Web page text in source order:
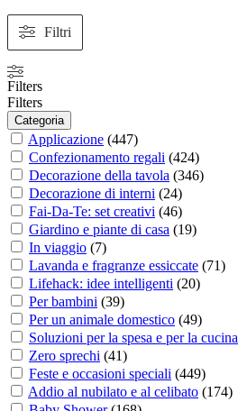
Filtri
Filters
Filters
Categoria
Applicazione (447)
Confezionamento regali (424)
Decorazione della tavola (346)
Decorazione di interni (24)
Fai-Da-Te: set creativi (46)
Giardino e piante di casa (19)
In viaggio (7)
Lavanda e fragranze essiccate (71)
Lifehack: idee intelligenti (20)
Per bambini (39)
Per un animale domestico (49)
Soluzioni per la spesa e per la cucina
Zero sprechi (41)
Feste e occasioni speciali (449)
Addio al nubilato e al celibato (174)